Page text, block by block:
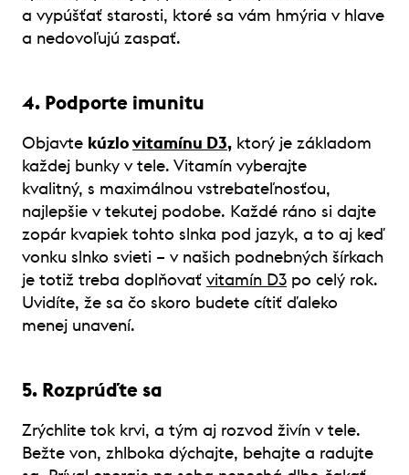
a vypúšťať starosti, ktoré sa vám hmýria v hlave
a nedovoľujú zaspať.
4. Podporte imunitu
Objavte kúzlo vitamínu D3, ktorý je základom
každej bunky v tele. Vitamín vyberajte
kvalitný, s maximálnou vstrebateľnosťou,
najlepšie v tekutej podobe. Každé ráno si dajte
zopár kvapiek tohto slnka pod jazyk, a to aj keď
vonku slnko svieti – v našich podnebných šírkach
je totiž treba doplňovať vitamín D3 po celý rok.
Uvidíte, že sa čo skoro budete cítiť ďaleko
menej unavení.
5. Rozprúďte sa
Zrýchlite tok krvi, a tým aj rozvod živín v tele.
Bežte von, zhlboka dýchajte, behajte a radujte